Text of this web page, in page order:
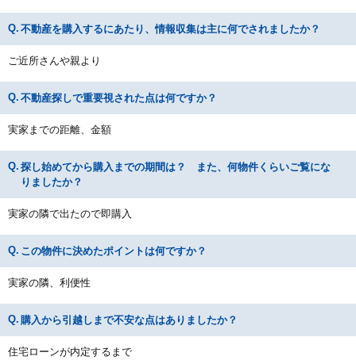
不動産を購入するにあたり、情報収集は主に何でされましたか？
ご近所さんや親より
不動産探しで重要視された点は何ですか？
実家までの距離、金額
探し始めてから購入までの期間は？ また、何物件くらいご覧にな
りましたか？
実家の隣で出たので即購入
この物件に決めたポイントは何ですか？
実家の隣、利便性
購入から引越しまで不安な点はありましたか？
住宅ローンが内定するまで